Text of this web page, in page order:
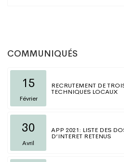
COMMUNIQUÉS
15
Février
RECRUTEMENT DE
TECHNIQUES LOCAUX
30
Avril
APP 2021: LISTE DES
D’INTERET RETENUS